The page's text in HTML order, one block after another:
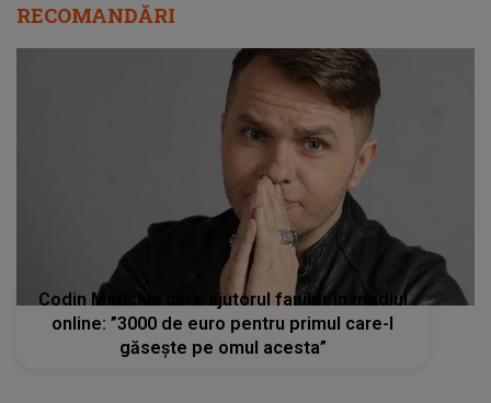
RECOMANDĂRI
Codin Maticiuc cere ajutorul fanilor în mediul
online: ”3000 de euro pentru primul care-l
găsește pe omul acesta”